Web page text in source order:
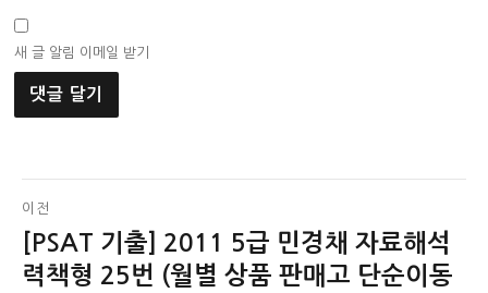
새 글 알림 이메일 받기
글
탐
이전
이
전
[PSAT 기출] 2011 5급 민경채 자료해석
력책형 25번 (월별 상품 판매고 단순이동